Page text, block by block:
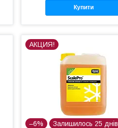
Купити
АКЦИЯ!
–6% Залишилось 25 днів